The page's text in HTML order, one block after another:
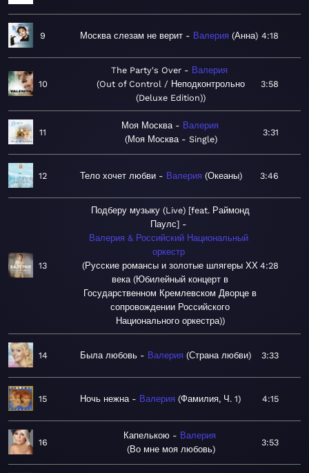
9 Москва слезам не верит Валерия Анна 4:18
10
The Party's Over
Валерия
Out of Control / Неподконтрольно
(Deluxe Edition)
3:58
11
Моя Москва
Валерия
Моя Москва - Single
3:31
12 Тело хочет любви Валерия Океаны 3:46
13
Подберу музыку (Live) [feat. Раймонд
Паулс]
Валерия & Российский Национальный
оркестр
Русские романсы и золотые шлягеры ХХ
века (Юбилейный концерт в
Государственном Кремлевском Дворце в
сопровождении Российского
Национального оркестра)
4:28
14 Была любовь Валерия Страна любви 3:33
15 Ночь нежна Валерия Фамилия, Ч. 1 4:15
16
Капелькою
Валерия
Во мне моя любовь
3:53